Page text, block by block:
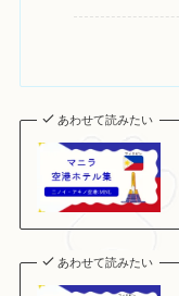
あわせて読みたい
あわせて読みたい